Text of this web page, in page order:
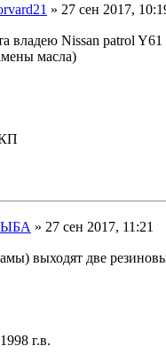
» 27 сен 2017,
владею Nissan patrol
масла)
» 27 сен 2017, 11:21
выходят две
г.в.